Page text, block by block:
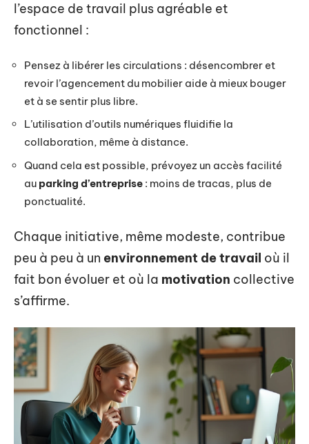
l’espace de travail plus agréable et
fonctionnel :
Pensez à libérer les circulations : désencombrer et
revoir l’agencement du mobilier aide à mieux bouger
et à se sentir plus libre.
L’utilisation d’outils numériques fluidifie la
collaboration, même à distance.
Quand cela est possible, prévoyez un accès facilité
au parking d’entreprise : moins de tracas, plus de
ponctualité.
Chaque initiative, même modeste, contribue
peu à peu à un environnement de travail où il
fait bon évoluer et où la motivation collective
s’affirme.